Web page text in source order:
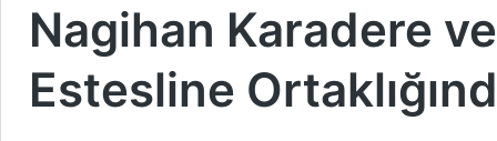
Nagihan Karadere
Estesline